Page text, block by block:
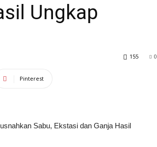
Ungkap
0
155
Pinterest
Sabu, Ekstasi dan Ganja Hasil